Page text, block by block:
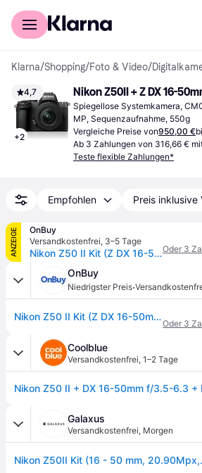
Für Shopper
Klarna/Shopping/Foto & Video/
4,7
+2
Nikon Z50II + Z DX 16-
Spiegellose Systemkamera,
MP, Sequenzaufnahme, 550g
Vergleiche Preise von950,00 €
Ab 3 Zahlungen von 316,66 €
Teste flexible Zahlungen*
Empfohlen Preis inklusive
ANZEIGE
OnBuy
Versandkostenfrei, 3–5 Tage
Nikon Z50 II Kit (Z DX 16-50mm F/3.5-6.3 VR)Oder 3
OnBuy
Niedrigster Preis·
Nikon Z50 II Kit (Z DX 16-50mm F/3.5-6.3 VR)
Oder 3
Coolblue
Versandkostenfrei, 1–2 Tage
Galaxus
Versandkostenfrei, Morgen
Nikon